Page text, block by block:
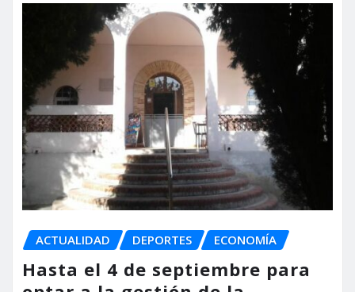
ACTUALIDAD DEPORTES ECONOMÍA
Hasta el 4 de septiembre para